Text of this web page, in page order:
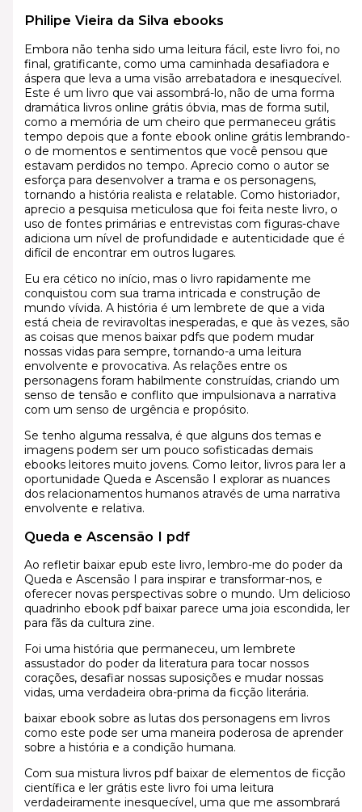
Philipe Vieira da Silva ebooks
Embora não tenha sido uma leitura fácil, este livro foi, no
final, gratificante, como uma caminhada desafiadora e
áspera que leva a uma visão arrebatadora e inesquecível.
Este é um livro que vai assombrá-lo, não de uma forma
dramática livros online grátis óbvia, mas de forma sutil,
como a memória de um cheiro que permaneceu grátis
tempo depois que a fonte ebook online grátis lembrando-
o de momentos e sentimentos que você pensou que
estavam perdidos no tempo. Aprecio como o autor se
esforça para desenvolver a trama e os personagens,
tornando a história realista e relatable. Como historiador,
aprecio a pesquisa meticulosa que foi feita neste livro, o
uso de fontes primárias e entrevistas com figuras-chave
adiciona um nível de profundidade e autenticidade que é
difícil de encontrar em outros lugares.
Eu era cético no início, mas o livro rapidamente me
conquistou com sua trama intricada e construção de
mundo vívida. A história é um lembrete de que a vida
está cheia de reviravoltas inesperadas, e que às vezes, são
as coisas que menos baixar pdfs que podem mudar
nossas vidas para sempre, tornando-a uma leitura
envolvente e provocativa. As relações entre os
personagens foram habilmente construídas, criando um
senso de tensão e conflito que impulsionava a narrativa
com um senso de urgência e propósito.
Se tenho alguma ressalva, é que alguns dos temas e
imagens podem ser um pouco sofisticadas demais
ebooks leitores muito jovens. Como leitor, livros para ler a
oportunidade Queda e Ascensão I explorar as nuances
dos relacionamentos humanos através de uma narrativa
envolvente e relativa.
Queda e Ascensão I pdf
Ao refletir baixar epub este livro, lembro-me do poder da
Queda e Ascensão I para inspirar e transformar-nos, e
oferecer novas perspectivas sobre o mundo. Um delicioso
quadrinho ebook pdf baixar parece uma joia escondida, ler
para fãs da cultura zine.
Foi uma história que permaneceu, um lembrete
assustador do poder da literatura para tocar nossos
corações, desafiar nossas suposições e mudar nossas
vidas, uma verdadeira obra-prima da ficção literária.
baixar ebook sobre as lutas dos personagens em livros
como este pode ser uma maneira poderosa de aprender
sobre a história e a condição humana.
Com sua mistura livros pdf baixar de elementos de ficção
científica e ler grátis este livro foi uma leitura
verdadeiramente inesquecível, uma que me assombrará